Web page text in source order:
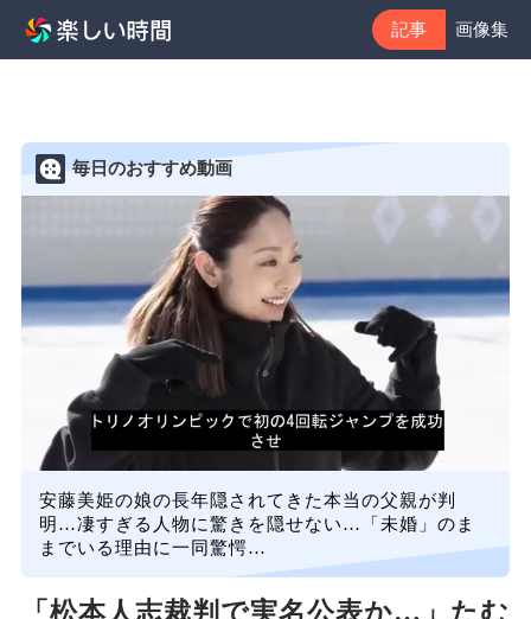
記事 画像集
毎日のおすすめ動画
安藤美姫の娘の長年隠されてきた本当の父親が判
明…凄すぎる人物に驚きを隠せない…「未婚」のま
までいる理由に一同驚愕…
「松本人志裁判で実名公表か…」たむ